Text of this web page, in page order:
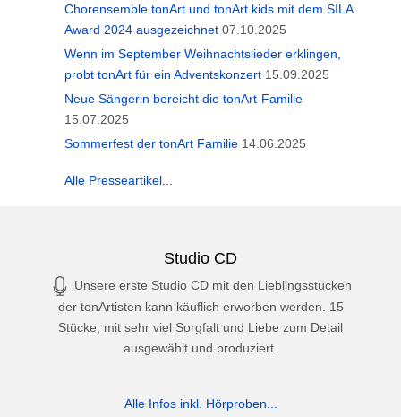
Chorensemble tonArt und tonArt kids mit dem SILA
Award 2024 ausgezeichnet 07.10.2025
Wenn im September Weihnachtslieder erklingen,
probt tonArt für ein Adventskonzert 15.09.2025
Neue Sängerin bereicht die tonArt-Familie
15.07.2025
Sommerfest der tonArt Familie 14.06.2025
Alle Presseartikel...
Studio CD
Unsere erste Studio CD mit den Lieblingsstücken
der tonArtisten kann käuflich erworben werden. 15
Stücke, mit sehr viel Sorgfalt und Liebe zum Detail
ausgewählt und produziert.
Alle Infos inkl. Hörproben...